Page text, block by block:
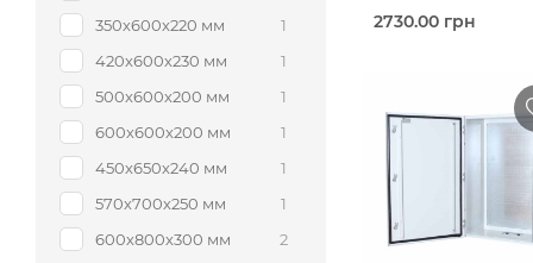
350х600х220 мм
1
420х600х230 мм
1
500х600х200 мм
1
600х600х200 мм
1
450х650х240 мм
1
570х700х250 мм
1
600х800х300 мм
2
2730.00 грн
Металевий корпус
IP31
В кошик